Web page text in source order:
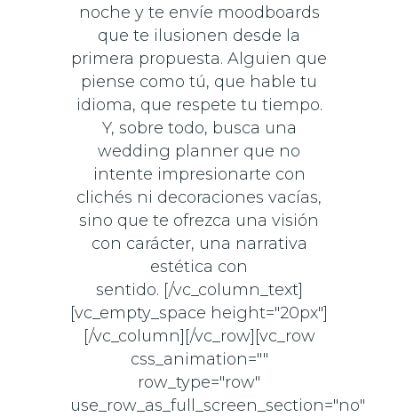
noche y te envíe moodboards
que te ilusionen desde la
primera propuesta. Alguien que
piense como tú, que hable tu
idioma, que respete tu tiempo.
Y, sobre todo, busca una
wedding planner que no
intente impresionarte con
clichés ni decoraciones vacías,
sino que te ofrezca una visión
con carácter, una narrativa
estética con
sentido. [/vc_column_text]
[vc_empty_space height="20px"]
[/vc_column][/vc_row][vc_row
css_animation=""
row_type="row"
use_row_as_full_screen_section="no"